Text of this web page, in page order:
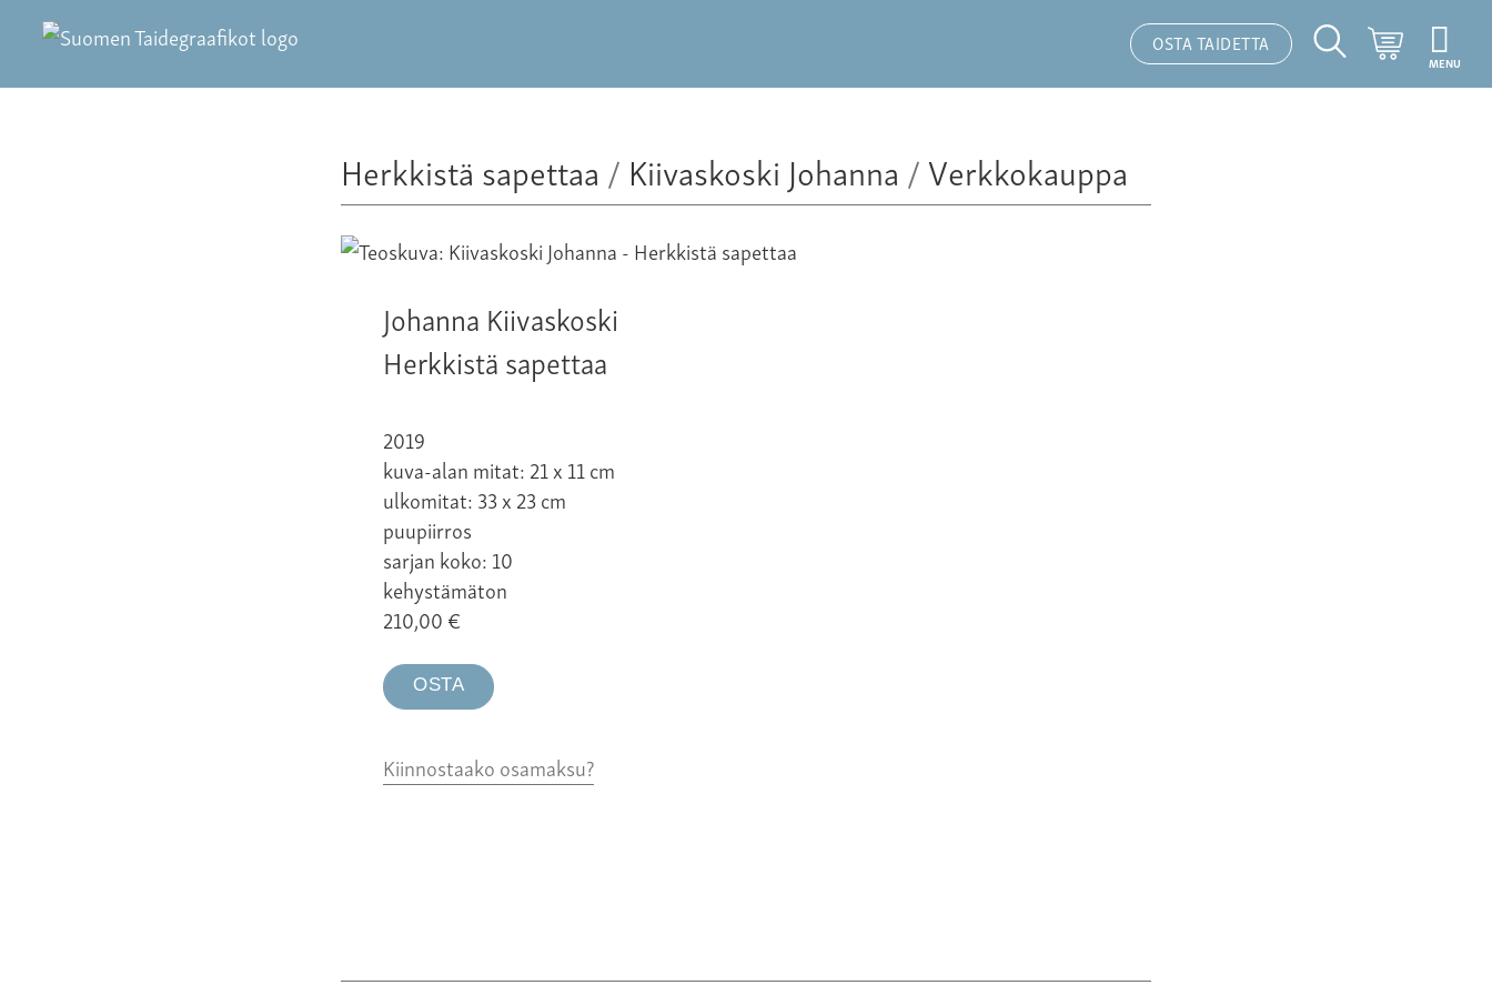
OSTA TAIDETTA
Hakutoiminto
Ostoskori
MENU
Herkkistä sapettaa / Kiivaskoski Johanna /Verkkokauppa
Johanna Kiivaskoski
Herkkistä sapettaa
2019
kuva-alan mitat: 21 x 11 cm
ulkomitat: 33 x 23 cm
puupiirros
sarjan koko: 10
kehystämäton
210,00€
OSTA
Kiinnostaako osamaksu?